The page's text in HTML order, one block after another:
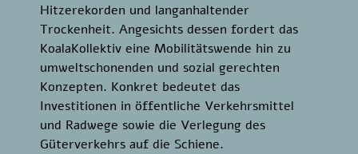
Hitzerekorden und langanhaltender
Trockenheit. Angesichts dessen fordert das
KoalaKollektiv eine Mobilitätswende hin zu
umweltschonenden und sozial gerechten
Konzepten. Konkret bedeutet das
Investitionen in öffentliche Verkehrsmittel
und Radwege sowie die Verlegung des
Güterverkehrs auf die Schiene.